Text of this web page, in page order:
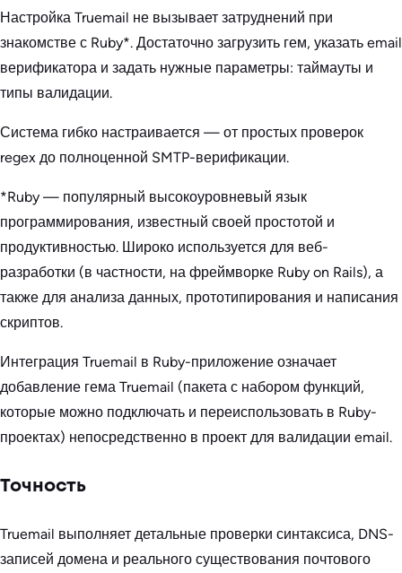
Настройка Truemail не вызывает затруднений при
знакомстве с Ruby*. Достаточно загрузить гем, указать email
верификатора и задать нужные параметры: таймауты и
типы валидации.
Система гибко настраивается — от простых проверок
regex до полноценной SMTP-верификации.
*Ruby — популярный высокоуровневый язык
программирования, известный своей простотой и
продуктивностью. Широко используется для веб-
разработки (в частности, на фреймворке Ruby on Rails), а
также для анализа данных, прототипирования и написания
скриптов.
Интеграция Truemail в Ruby-приложение означает
добавление гема Truemail (пакета с набором функций,
которые можно подключать и переиспользовать в Ruby-
проектах) непосредственно в проект для валидации email.
Точность
Truemail выполняет детальные проверки синтаксиса, DNS-
записей домена и реального существования почтового